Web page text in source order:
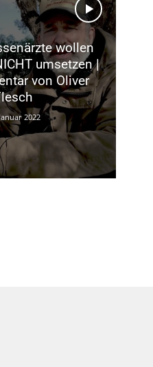
wollen
umsetzen |
von Oliver
2022